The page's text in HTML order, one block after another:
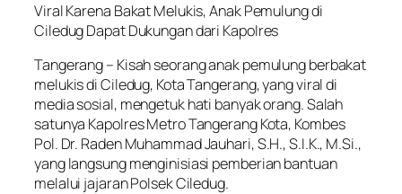
Viral Karena Bakat Melukis, Anak Pemulung di
Ciledug Dapat Dukungan dari Kapolres
Tangerang – Kisah seorang anak pemulung berbakat
melukis di Ciledug, Kota Tangerang, yang viral di
media sosial, mengetuk hati banyak orang. Salah
satunya Kapolres Metro Tangerang Kota, Kombes
Pol. Dr. Raden Muhammad Jauhari, S.H., S.I.K., M.Si.,
yang langsung menginisiasi pemberian bantuan
melalui jajaran Polsek Ciledug.